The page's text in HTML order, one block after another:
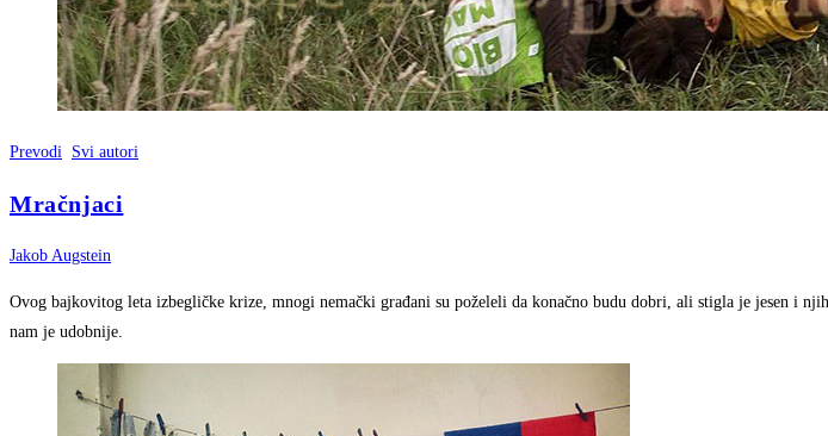
Prevodi Svi autori
Mračnjaci
Jakob Augstein
Ovog bajkovitog leta izbegličke krize, mnogi nemački građani su poželeli da konačno budu dobri, ali stigla je jesen i
nam je udobnije.